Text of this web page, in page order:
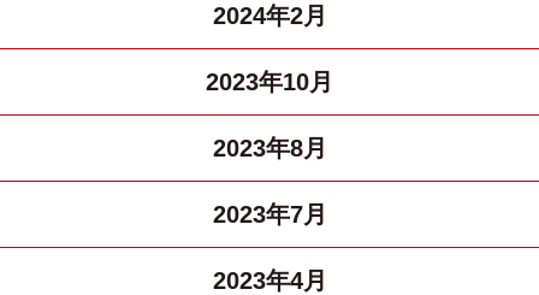
2024年2月
2023年10月
2023年8月
2023年7月
2023年4月